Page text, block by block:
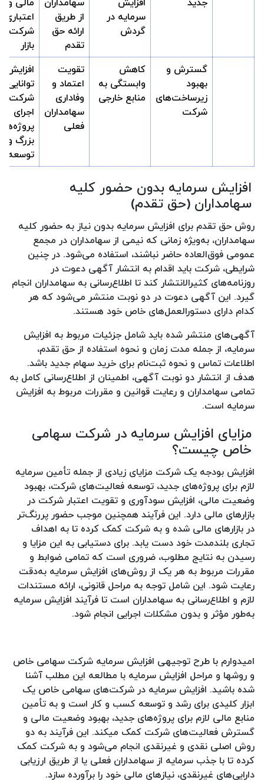
سرمایه در
گردش
از طریق
ارائه حق
تقدم
اعتباری
شرکت
بازار
گسترش و
بهبود
زیرساخت‌های
شرکت
کاهش
وابستگی به
منابع خارجی
تقویت
اعتماد و
وفاداری
سهامداران
فعلی
افزایش
توانایی
شرکت
اجرای
بزرگ و
افزایش سرمایه بدون حضور کلیه
سهامداران (حق تقدم)
روش حق تقدم برای افزایش سرمایه بدون نیاز به حضور کلیه
سهامداران، به‌ویژه زمانی که نیمی از سهامداران در مجمع
عمومی فوق‌العاده حاضر نباشند، استفاده می‌شود. در چنین
شرایطی، شرکت باید اقدام به انتشار آگهی دعوت در
روزنامه‌های کثیرالانتشار کند تا اطلاع‌رسانی به سهامداران انجام
گیرد. این آگهی دعوت در دو نوبت منتشر می‌شود که هر
کدام دارای دستورالعمل‌های خاص خود هستند.
آگهی‌های منتشر شده باید شامل جزئیات مربوط به افزایش
سرمایه، از جمله مدت زمان و نحوه استفاده از حق تقدم،
اطلاعات تماس و نحوه ثبت‌نام برای خرید سهام جدید باشد.
هدف از انتشار دو نوبت آگهی، اطمینان از اطلاع‌رسانی کامل به
تمامی سهامداران و رعایت قوانین و مقررات مربوط به افزایش
سرمایه است.
مزایای افزایش سرمایه در شرکت سهامی
خاص چیست؟
افزایش بودجه یک شرکت مزایای زیادی از جمله تأمین سرمایه
لازم برای پروژه‌های جدید، توسعه فعالیت‌های شرکت، بهبود
وضعیت مالی، افزایش سودآوری و تقویت اعتبار شرکت در
بازارهای مالی دارد. این فرآیند همچنین موجب حضور پررنگ‌تر
در بازارهای مالی شده و به شرکت کمک کرده تا به اهداف
تجاری بلندمدت خود دست یابد. برای دستیابی به این مزایا و
رسیدن به نتایج مطلوب، ضروری است که تمامی ضوابط و
مقررات مربوط به هر یک از روش‌های افزایش سرمایه به‌دقت
رعایت شود. این شامل توجه به مراحل قانونی، ارائه مستندات
لازم و اطلاع‌رسانی به سهامداران است تا فرآیند افزایش سرمایه
به‌طور مؤثر و بدون مشکلات اجرایی انجام شود.
امیدوارم با طرح توجیهی افزایش سرمایه شرکت سهامی خاص
و روشها و مراحل افزایش سرمایه با مطالعه این مطلب آشنا
شده باشید. افزایش سرمایه در شرکت‌های سهامی خاص یک
ابزار کلیدی برای رشد و توسعه کسب‌ و کار است و به تأمین
منابع مالی لازم برای پروژه‌های جدید، بهبود وضعیت مالی و
گسترش فعالیت‌های شرکت کمک میکند. این فرآیند به دو
روش اصلی نقدی و غیرنقدی انجام می‌شود و به شرکت کمک
کرده تا با جذب سرمایه از سهامداران فعلی یا از طریق ارزیابی
دارایی‌های غیرنقدی، نیازهای مالی خود را برآورده سازد.